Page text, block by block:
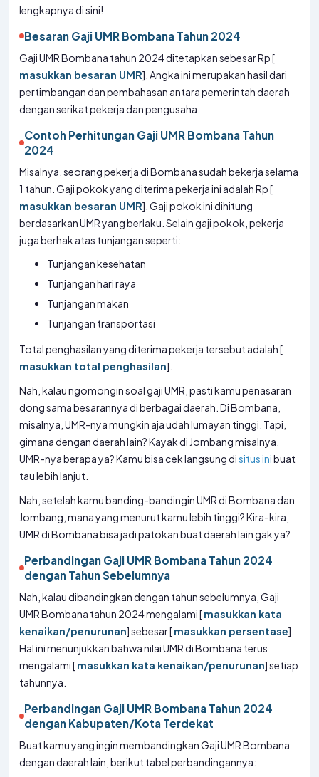
lengkapnya di sini!
Besaran Gaji UMR Bombana Tahun 2024
Gaji UMR Bombana tahun 2024 ditetapkan sebesar Rp [
masukkan besaran UMR]. Angka ini merupakan hasil dari
pertimbangan dan pembahasan antara pemerintah daerah
dengan serikat pekerja dan pengusaha.
Contoh Perhitungan Gaji UMR Bombana Tahun
2024
Misalnya, seorang pekerja di Bombana sudah bekerja selama
1 tahun. Gaji pokok yang diterima pekerja ini adalah Rp [
masukkan besaran UMR]. Gaji pokok ini dihitung
berdasarkan UMR yang berlaku. Selain gaji pokok, pekerja
juga berhak atas tunjangan seperti:
Tunjangan kesehatan
Tunjangan hari raya
Tunjangan makan
Tunjangan transportasi
Total penghasilan yang diterima pekerja tersebut adalah [
masukkan total penghasilan].
Nah, kalau ngomongin soal gaji UMR, pasti kamu penasaran
dong sama besarannya di berbagai daerah. Di Bombana,
misalnya, UMR-nya mungkin aja udah lumayan tinggi. Tapi,
gimana dengan daerah lain? Kayak di Jombang misalnya,
UMR-nya berapa ya? Kamu bisa cek langsung disitus inibuat
tau lebih lanjut.
Nah, setelah kamu banding-bandingin UMR di Bombana dan
Jombang, mana yang menurut kamu lebih tinggi? Kira-kira,
UMR di Bombana bisa jadi patokan buat daerah lain gak ya?
Perbandingan Gaji UMR Bombana Tahun 2024
dengan Tahun Sebelumnya
Nah, kalau dibandingkan dengan tahun sebelumnya, Gaji
UMR Bombana tahun 2024 mengalami [masukkan kata
kenaikan/penurunan] sebesar [masukkan persentase].
Hal ini menunjukkan bahwa nilai UMR di Bombana terus
mengalami [masukkan kata kenaikan/penurunan] setiap
tahunnya.
Perbandingan Gaji UMR Bombana Tahun 2024
dengan Kabupaten/Kota Terdekat
Buat kamu yang ingin membandingkan Gaji UMR Bombana
dengan daerah lain, berikut tabel perbandingannya: